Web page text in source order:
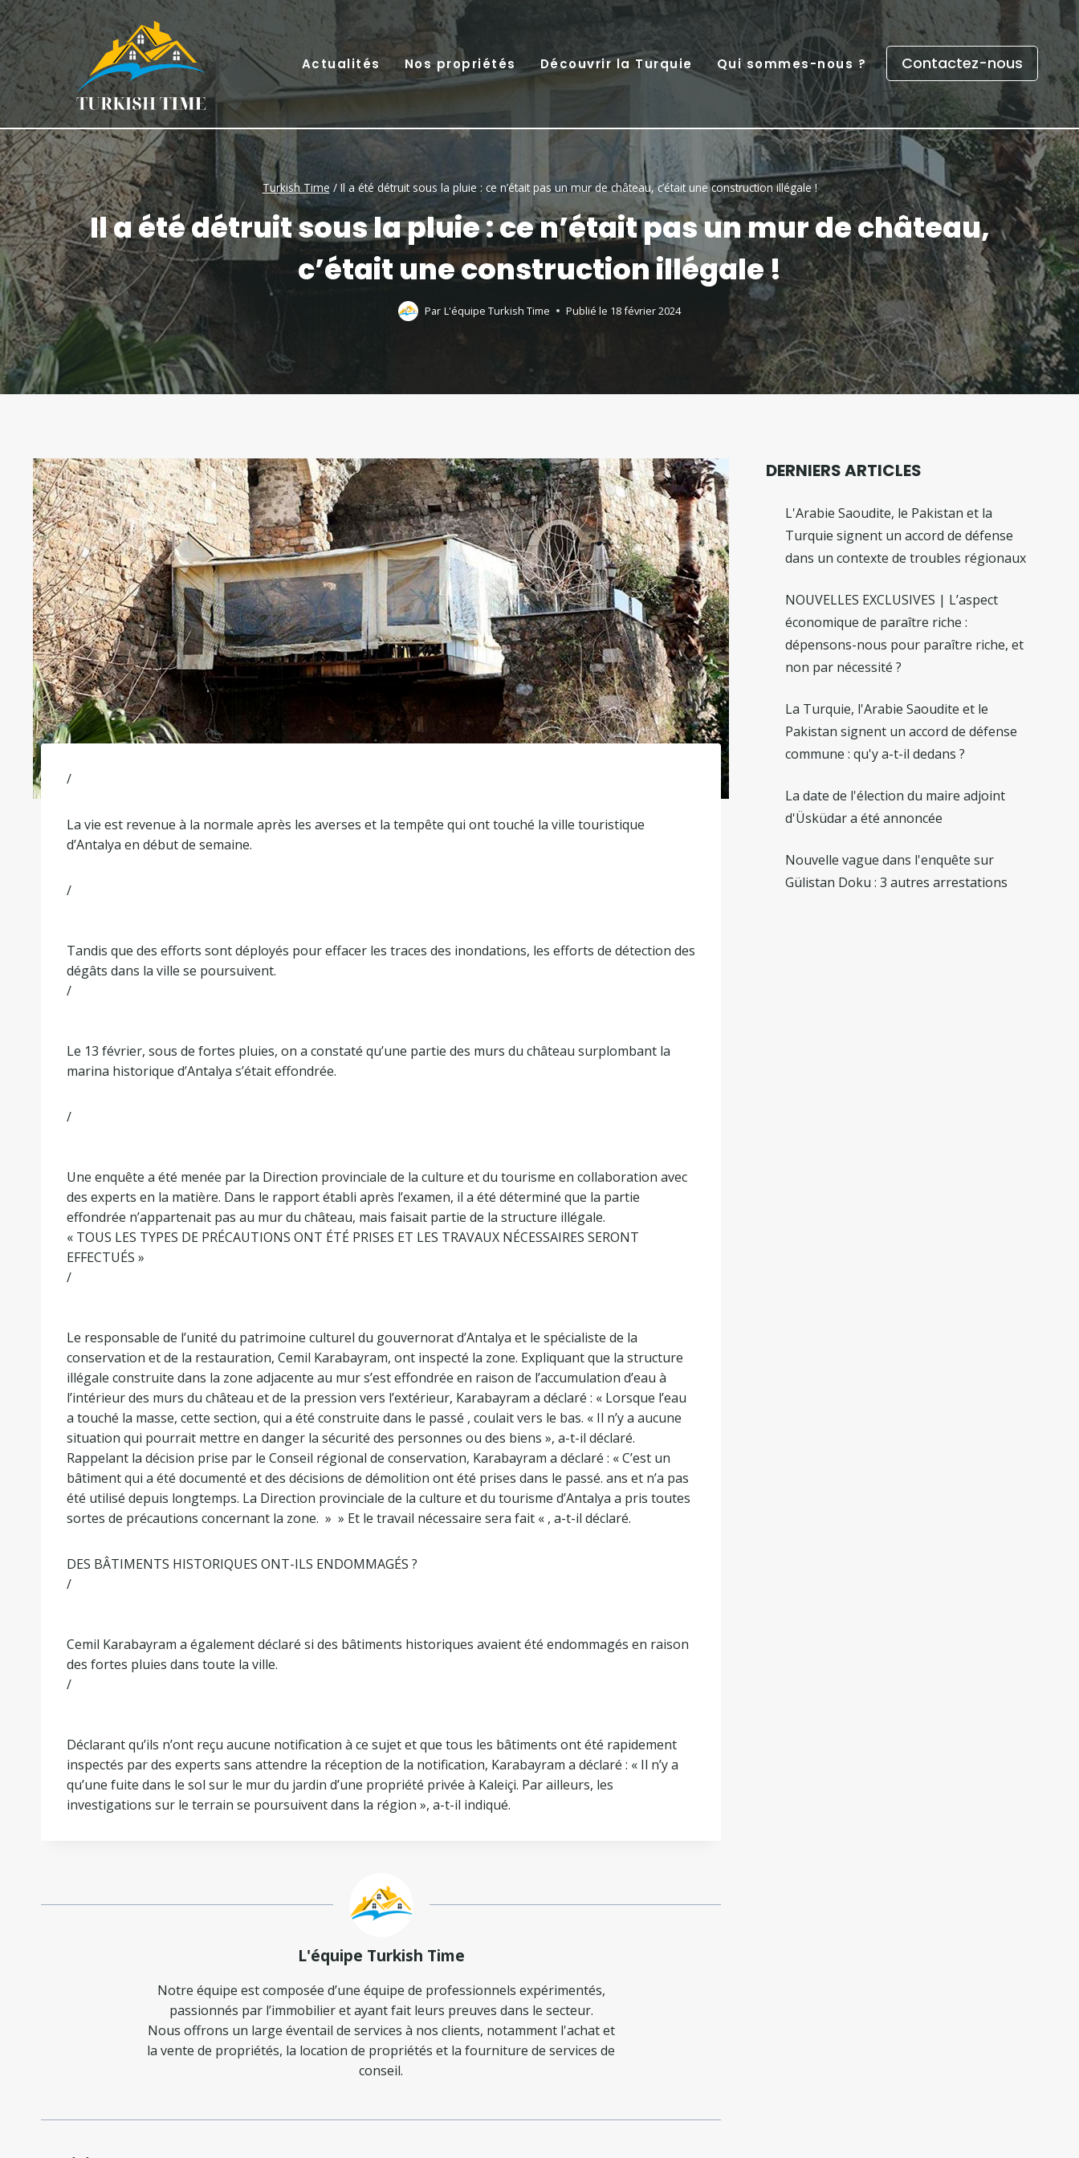
Skip
to
content
Actualités Nos propriétés Découvrir la Turquie Qui sommes-nous ? Contactez-nous
Turkish Time / Il a été détruit sous la pluie : ce n’était pas un mur de château, c’était une construction illégale !
Il a été détruit sous la pluie : ce n’était pas un mur de château,
c’était une construction illégale !
Par L'équipe Turkish Time Publié le 18 février 2024
/
La vie est revenue à la normale après les averses et la tempête qui ont touché la ville touristique
d’Antalya en début de semaine.
/
Tandis que des efforts sont déployés pour effacer les traces des inondations, les efforts de détection des
dégâts dans la ville se poursuivent.
/
Le 13 février, sous de fortes pluies, on a constaté qu’une partie des murs du château surplombant la
marina historique d’Antalya s’était effondrée.
/
Une enquête a été menée par la Direction provinciale de la culture et du tourisme en collaboration avec
des experts en la matière. Dans le rapport établi après l’examen, il a été déterminé que la partie
effondrée n’appartenait pas au mur du château, mais faisait partie de la structure illégale.
« TOUS LES TYPES DE PRÉCAUTIONS ONT ÉTÉ PRISES ET LES TRAVAUX NÉCESSAIRES SERONT
EFFECTUÉS »
/
Le responsable de l’unité du patrimoine culturel du gouvernorat d’Antalya et le spécialiste de la
conservation et de la restauration, Cemil Karabayram, ont inspecté la zone. Expliquant que la structure
illégale construite dans la zone adjacente au mur s’est effondrée en raison de l’accumulation d’eau à
l’intérieur des murs du château et de la pression vers l’extérieur, Karabayram a déclaré : « Lorsque l’eau
a touché la masse, cette section, qui a été construite dans le passé , coulait vers le bas. « Il n’y a aucune
situation qui pourrait mettre en danger la sécurité des personnes ou des biens », a-t-il déclaré.
Rappelant la décision prise par le Conseil régional de conservation, Karabayram a déclaré : « C’est un
bâtiment qui a été documenté et des décisions de démolition ont été prises dans le passé. ans et n’a pas
été utilisé depuis longtemps. La Direction provinciale de la culture et du tourisme d’Antalya a pris toutes
sortes de précautions concernant la zone. » » Et le travail nécessaire sera fait « , a-t-il déclaré.
DES BÂTIMENTS HISTORIQUES ONT-ILS ENDOMMAGÉS ?
/
Cemil Karabayram a également déclaré si des bâtiments historiques avaient été endommagés en raison
des fortes pluies dans toute la ville.
/
Déclarant qu’ils n’ont reçu aucune notification à ce sujet et que tous les bâtiments ont été rapidement
inspectés par des experts sans attendre la réception de la notification, Karabayram a déclaré : « Il n’y a
qu’une fuite dans le sol sur le mur du jardin d’une propriété privée à Kaleiçi. Par ailleurs, les
investigations sur le terrain se poursuivent dans la région », a-t-il indiqué.
L'équipe Turkish Time
Notre équipe est composée d’une équipe de professionnels expérimentés,
passionnés par l’immobilier et ayant fait leurs preuves dans le secteur.
Nous offrons un large éventail de services à nos clients, notamment l'achat et
la vente de propriétés, la location de propriétés et la fourniture de services de
conseil.
DERNIERS ARTICLES
L'Arabie Saoudite, le Pakistan et la
Turquie signent un accord de défense
dans un contexte de troubles régionaux
NOUVELLES EXCLUSIVES | L’aspect
économique de paraître riche :
dépensons-nous pour paraître riche, et
non par nécessité ?
La Turquie, l'Arabie Saoudite et le
Pakistan signent un accord de défense
commune : qu'y a-t-il dedans ?
La date de l'élection du maire adjoint
d'Üsküdar a été annoncée
Nouvelle vague dans l'enquête sur
Gülistan Doku : 3 autres arrestations